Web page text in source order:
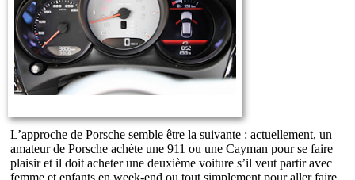
L’approche de Porsche semble être la suivante : actuellement, un
amateur de Porsche achète une 911 ou une Cayman pour se faire
plaisir et il doit acheter une deuxième voiture s’il veut partir avec
femme et enfants en week-end ou tout simplement pour aller faire